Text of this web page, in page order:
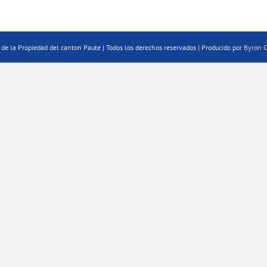
la Propiedad del canton Paute | Todos los derechos reservados | Producido por Byron